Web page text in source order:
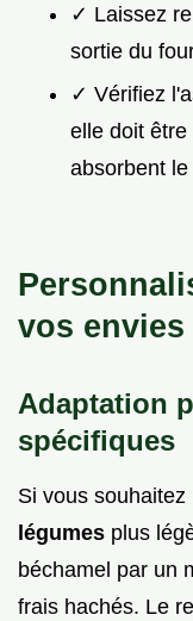
✓ Laissez
sortie du
✓ Vérifiez
elle doit
absorbent le
vos
Adaptation
spécifiques
Si vous souhaitez
légumes plus
béchamel par un
frais hachés. Le